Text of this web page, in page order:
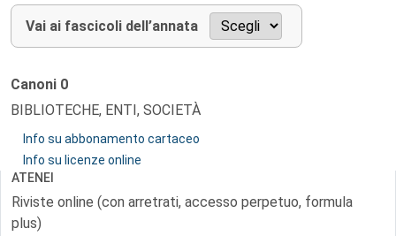
Vai ai fascicoli dell’annata
Canoni 0
BIBLIOTECHE, ENTI, SOCIETÀ
Info su abbonamento cartaceo
Info su licenze online
ATENEI
Riviste online (con arretrati, accesso perpetuo, formula
plus)